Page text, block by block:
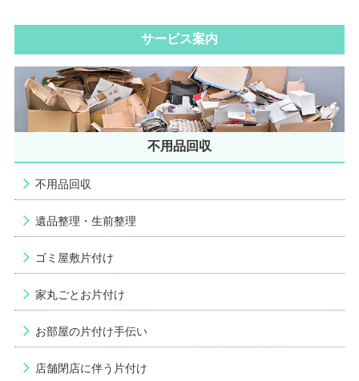
サービス案内
不用品回収
不用品回収
遺品整理・生前整理
ゴミ屋敷片付け
家丸ごとお片付け
お部屋の片付け手伝い
店舗閉店に伴う片付け